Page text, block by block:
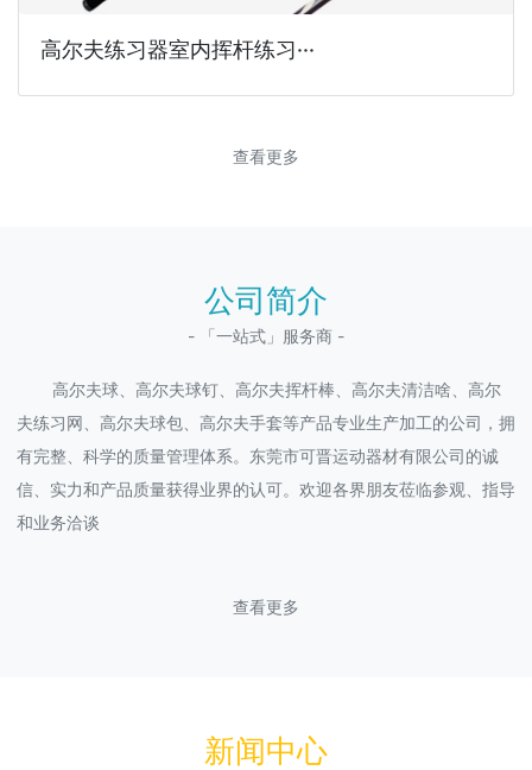
高尔夫练习器室内挥杆练习···
查看更多
公司简介
- 「一站式」服务商 -
高尔夫球、高尔夫球钉、高尔夫挥杆棒、高尔夫清洁啥、高尔
夫练习网、高尔夫球包、高尔夫手套等产品专业生产加工的公司，拥
有完整、科学的质量管理体系。东莞市可晋运动器材有限公司的诚
信、实力和产品质量获得业界的认可。欢迎各界朋友莅临参观、指导
和业务洽谈
查看更多
新闻中心